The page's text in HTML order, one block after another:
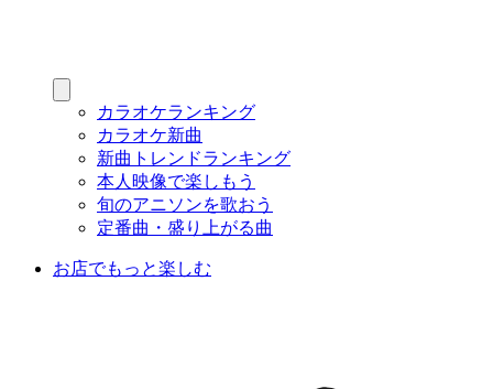
カラオケランキング
カラオケ新曲
新曲トレンドランキング
本人映像で楽しもう
旬のアニソンを歌おう
定番曲・盛り上がる曲
お店でもっと楽しむ